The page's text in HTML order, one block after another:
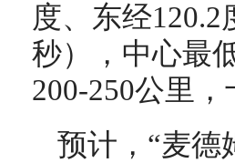
度、东经
秒），中心最
200-250公里
预计，“麦德